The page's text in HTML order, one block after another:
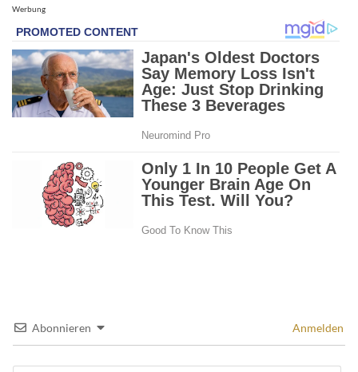
Werbung
Abonnieren Anmelden